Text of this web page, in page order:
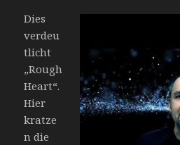
Dies
verdeu
tlicht
„Rough
Heart“.
Hier
kratze
n die